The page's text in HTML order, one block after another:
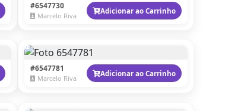
#6547730
Marcelo Riva
Adicionar ao Carrinho
#6547781
Marcelo Riva
Adicionar ao Carrinho